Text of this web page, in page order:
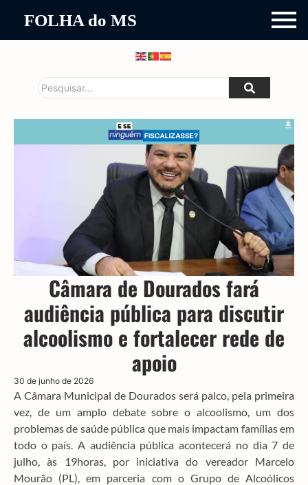
FOLHA do MS
Câmara de Dourados fará
audiência pública para discutir
alcoolismo e fortalecer rede de
apoio
30 de junho de 2026
A Câmara Municipal de Dourados será palco, pela primeira
vez, de um amplo debate sobre o alcoolismo, um dos
problemas de saúde pública que mais impactam famílias em
todo o país. A audiência pública acontecerá no dia 7 de
julho, às 19horas, por iniciativa do vereador Marcelo
Mourão (PL), em parceria com o Grupo de Alcoólicos